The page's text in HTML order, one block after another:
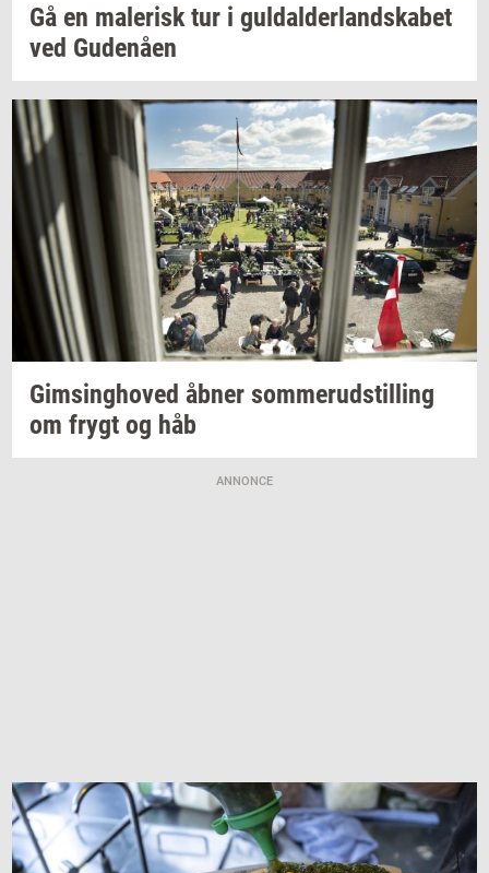
Gå en ma­le­risktur i gul­dal­der­land­ska­bet
ved Gu­denå­en
Gims­ing­ho­ved åbner som­mer­ud­stil­ling
om frygt og håb
ANNONCE